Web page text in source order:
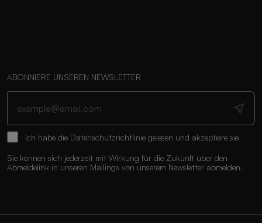
ABONNIERE UNSEREN NEWSLETTER
Ich habe die Datenschutzrichtlinie gelesen und akzeptiere sie
Sie können sich jederzeit mit Wirkung für die Zukunft über den
Abmeldelink in unseren Mailings von unserem Newsletter abmelden.